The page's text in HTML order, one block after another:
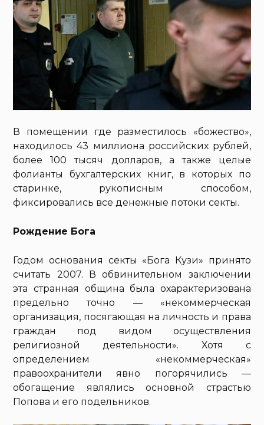
В помещении где разместилось «божество»,
находилось 43 миллиона российских рублей,
более 100 тысяч долларов, а также целые
фолианты бухгалтерских книг, в которых по
старинке, рукописным способом,
фиксировались все денежные потоки секты.
Рождение Бога
Годом основания секты «Бога Кузи» принято
считать 2007. В обвинительном заключении
эта странная община была охарактеризована
предельно точно — «некоммерческая
организация, посягающая на личность и права
граждан под видом осуществления
религиозной деятельности». Хотя с
определением «некоммерческая»
правоохранители явно погорячились —
обогащение являлись основной страстью
Попова и его подельников.